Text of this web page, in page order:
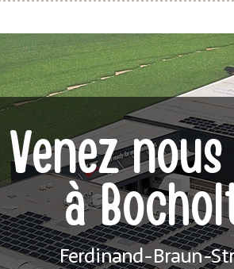
Venez
à
Ferdinand-Braun-